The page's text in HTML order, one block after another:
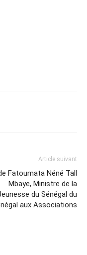
Article suivant
Fatoumata Néné Tall
Mbaye, Ministre de la
du Sénégal du
aux Associations